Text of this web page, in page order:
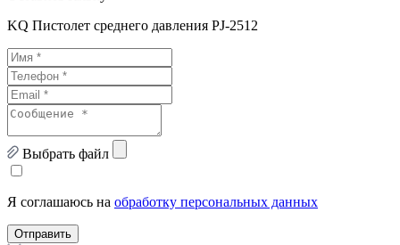
KQ Пистолет среднего давления PJ-2512
Выбрать файл
Я соглашаюсь на обработку персональных данных
Отправить